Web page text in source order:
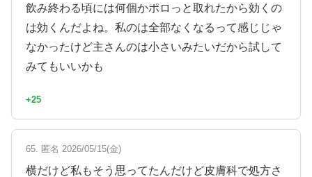
飲み終わる頃には何個かポロっと取れたから効くの
は効くんだよね。私のは全部なくなるって感じじゃ
なかったけど主さんのは小さいみたいだから試して
みてもいいかも
+25
65. 匿名 2026/05/15(金)
横だけど私もそう思ってたんだけど皮膚科で処方さ